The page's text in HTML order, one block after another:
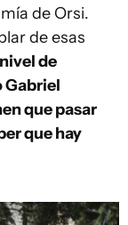
de Orsi.
de esas
de
Gabriel
que pasar
que hay